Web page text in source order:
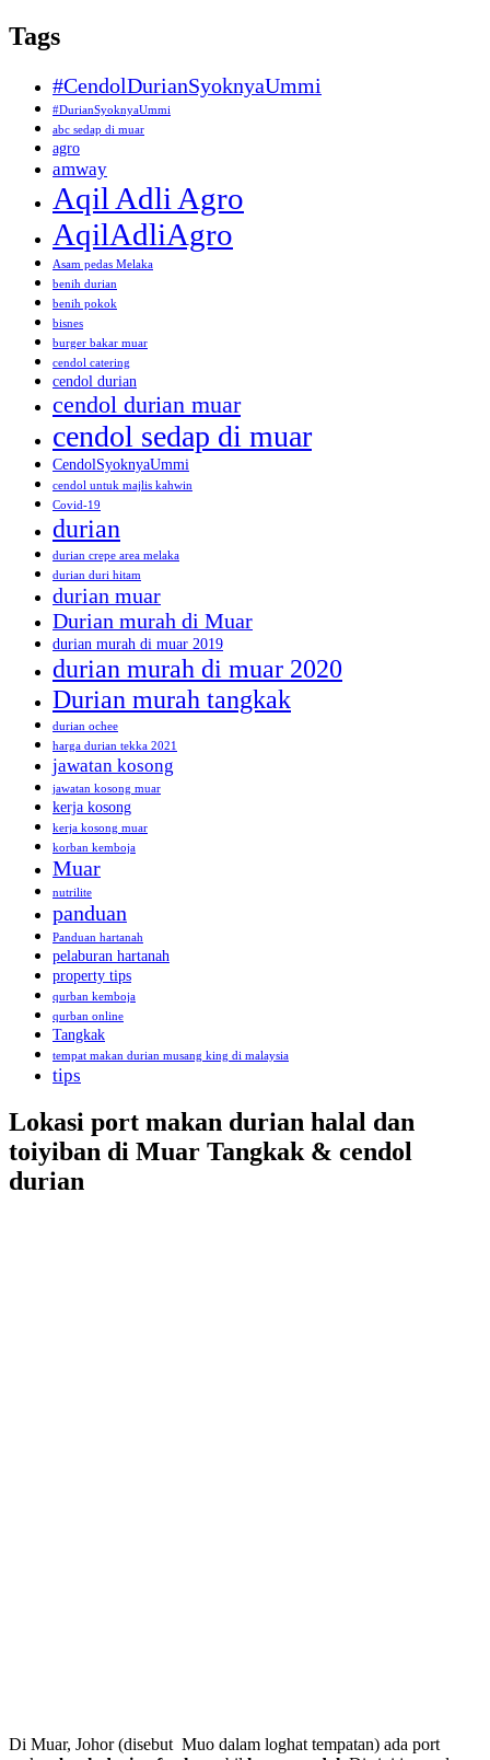
Tags
#CendolDurianSyoknyaUmmi
#DurianSyoknyaUmmi
abc sedap di muar
agro
amway
Aqil Adli Agro
AqilAdliAgro
Asam pedas Melaka
benih durian
benih pokok
bisnes
burger bakar muar
cendol catering
cendol durian
cendol durian muar
cendol sedap di muar
CendolSyoknyaUmmi
cendol untuk majlis kahwin
Covid-19
durian
durian crepe area melaka
durian duri hitam
durian muar
Durian murah di Muar
durian murah di muar 2019
durian murah di muar 2020
Durian murah tangkak
durian ochee
harga durian tekka 2021
jawatan kosong
jawatan kosong muar
kerja kosong
kerja kosong muar
korban kemboja
Muar
nutrilite
panduan
Panduan hartanah
pelaburan hartanah
property tips
qurban kemboja
qurban online
Tangkak
tempat makan durian musang king di malaysia
tips
Lokasi port makan durian halal dan
toiyiban di Muar Tangkak & cendol
durian
Di Muar, Johor (disebut Muo dalam loghat tempatan) ada port